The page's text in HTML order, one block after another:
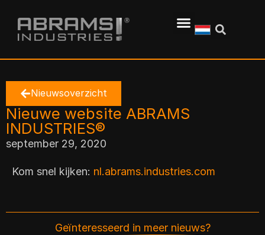
Nieuwsoverzicht
Nieuwe website ABRAMS
INDUSTRIES®
september 29, 2020
Kom snel kijken: nl.abrams.industries.com
Geïnteresseerd in meer nieuws?